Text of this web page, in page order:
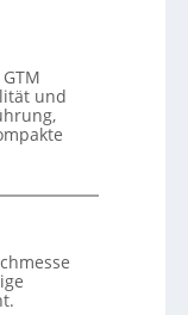
und